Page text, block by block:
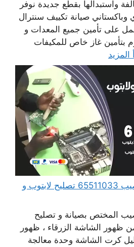
واستبدالها بقطع جديدة نوفر
صيانة تكييف سنترال
على تأمين جميع المعدات و
بتأمين غاز خاص للمكيفات
المزيد
مهندس كمبيوتر النويصيب 65511033 تصليح لابتوب و
المختص بصيانة و تصليح
ظهور الشاشة الزرقاء ، ظهور
كرت الشاشة وحدة معالجة